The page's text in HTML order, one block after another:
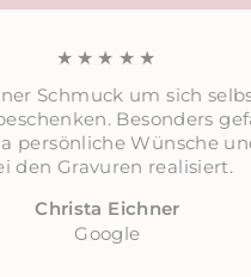
★★★★★
Schmuck um sich
Besonders
persönliche Wünsche
den Gravuren realisiert.
Christa Eichner
Google